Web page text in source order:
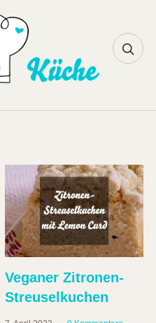
Veganer Zitronen-
Streuselkuchen